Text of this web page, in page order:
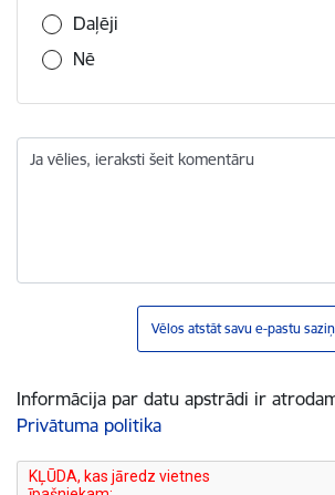
Daļēji
Nē
Ja vēlies, ieraksti šeit komentāru
Vēlos atstāt savu e-pastu
Informācija par datu apstrādi ir
Privātuma politika